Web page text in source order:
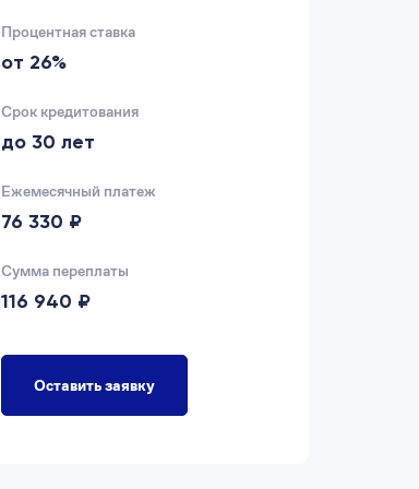
Процентная ставка
от 26%
Срок кредитования
до 30 лет
Ежемесячный платеж
76 330 ₽
Сумма переплаты
116 940 ₽
Оставить заявку